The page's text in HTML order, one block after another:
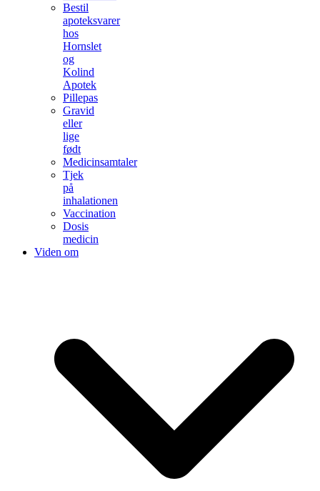
Bestil
apoteksvarer
hos
Hornslet
og
Kolind
Apotek
Pillepas
Gravid
eller
lige
født
Medicinsamtaler
Tjek
på
inhalationen
Vaccination
Dosis
medicin
Viden om